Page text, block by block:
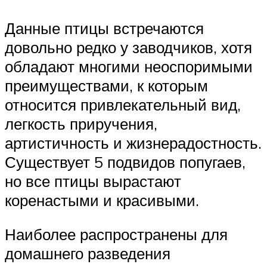
Данные птицы встречаются
довольно редко у заводчиков, хотя
обладают многими неоспоримыми
преимуществами, к которым
относится привлекательный вид,
легкость приручения,
артистичность и жизнерадостность.
Существует 5 подвидов попугаев,
но все птицы вырастают
коренастыми и красивыми.
Наиболее распространены для
домашнего разведения